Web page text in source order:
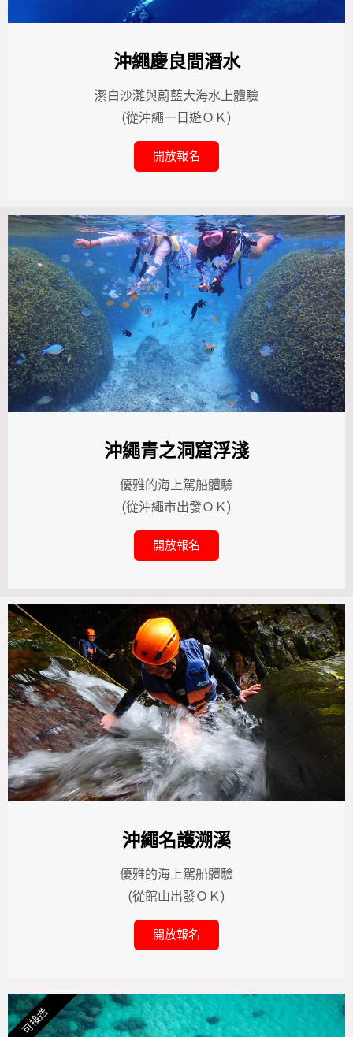
沖繩慶良間潛水
潔白沙灘與蔚藍大海水上體驗
(從沖繩一日遊ＯＫ)
開放報名
沖繩青之洞窟浮淺
優雅的海上駕船體驗
(從沖繩市出發ＯＫ)
開放報名
沖繩名護溯溪
優雅的海上駕船體驗
(從館山出發ＯＫ)
開放報名
可接送